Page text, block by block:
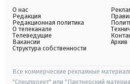
О нас
Редакция
Редакционная политика
О телеканале
Телеведущие
Вакансии
Структура собственности
Архив
Все коммерческие рекламные
"Спецпроект" или "Партнерский